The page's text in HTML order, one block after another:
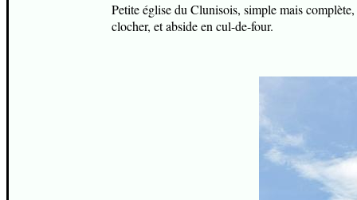
Petite église du Clunisois, simple mais
clocher, et abside en cul-de-four.